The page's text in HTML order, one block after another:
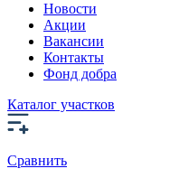
Новости
Акции
Вакансии
Контакты
Фонд добра
Каталог участков
Сравнить